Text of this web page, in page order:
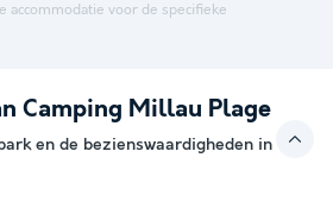
accommodatie voor de specifieke
Camping Millau Plage
en de bezienswaardigheden in